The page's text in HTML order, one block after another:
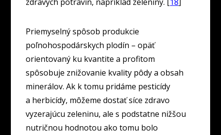
Priemyselný spôsob produkcie
poľnohospodárskych plodín – opäť
orientovaný ku kvantite a profitom
spôsobuje znižovanie kvality pôdy a obsah
minerálov. Ak k tomu pridáme pesticídy
a herbicídy, môžeme dostať síce zdravo
vyzerajúcu zeleninu, ale s podstatne nižšou
nutričnou hodnotou ako tomu bolo